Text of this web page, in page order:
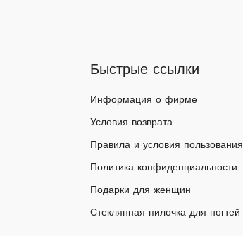
Быстрые ссылки
Информация о фирме
Условия возврата
Правила и условия пользования
Политика конфиденциальности
Подарки для женщин
Стеклянная пилочка для ногтей